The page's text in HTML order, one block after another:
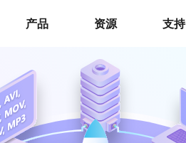
产品 资源 支持